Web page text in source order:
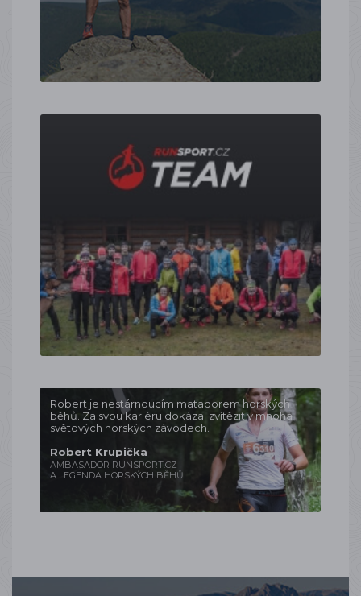
Robert je nestárnoucím matadorem horských
běhů. Za svou kariéru dokázal zvítězit v mnoha
světových horských závodech.
Robert Krupička
AMBASADOR RUNSPORT.CZ
A LEGENDA HORSKÝCH BĚHŮ